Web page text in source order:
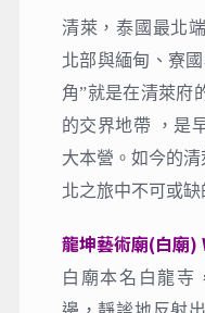
清邁—(約4
術廟(白廟)
清萊夜市
早餐 ：飯店內用
午餐：泰式自助
住宿：清萊